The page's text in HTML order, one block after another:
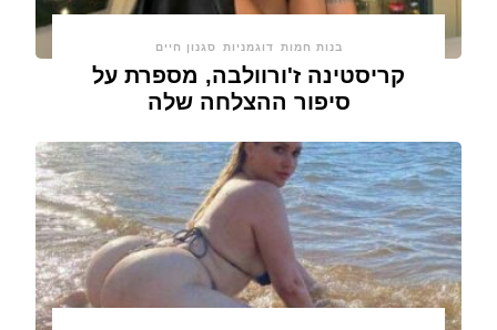
בנות חמות דוגמניות סגנון חיים
קריסטינה ז'ורוולבה, מספרת על
סיפור ההצלחה שלה